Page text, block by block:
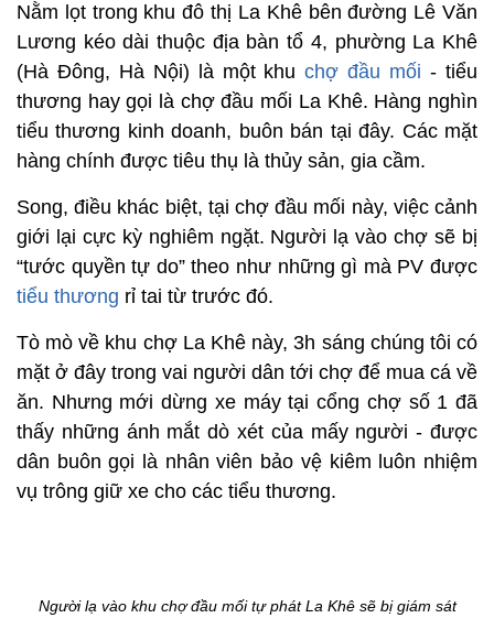
Nằm lọt trong khu đô thị La Khê bên đường Lê Văn
Lương kéo dài thuộc địa bàn tổ 4, phường La Khê
(Hà Đông, Hà Nội) là một khuchợ đầu mối - tiểu
thương hay gọi là chợ đầu mối La Khê. Hàng nghìn
tiểu thương kinh doanh, buôn bán tại đây. Các mặt
hàng chính được tiêu thụ là thủy sản, gia cầm.
Song, điều khác biệt, tại chợ đầu mối này, việc cảnh
giới lại cực kỳ nghiêm ngặt. Người lạ vào chợ sẽ bị
“tước quyền tự do” theo như những gì mà PV được
tiểu thương rỉ tai từ trước đó.
Tò mò về khu chợ La Khê này, 3h sáng chúng tôi có
mặt ở đây trong vai người dân tới chợ để mua cá về
ăn. Nhưng mới dừng xe máy tại cổng chợ số 1 đã
thấy những ánh mắt dò xét của mấy người - được
dân buôn gọi là nhân viên bảo vệ kiêm luôn nhiệm
vụ trông giữ xe cho các tiểu thương.